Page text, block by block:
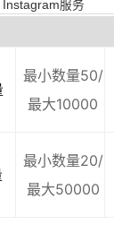
最小数量50/
最大10000
最小数量20/
最大50000